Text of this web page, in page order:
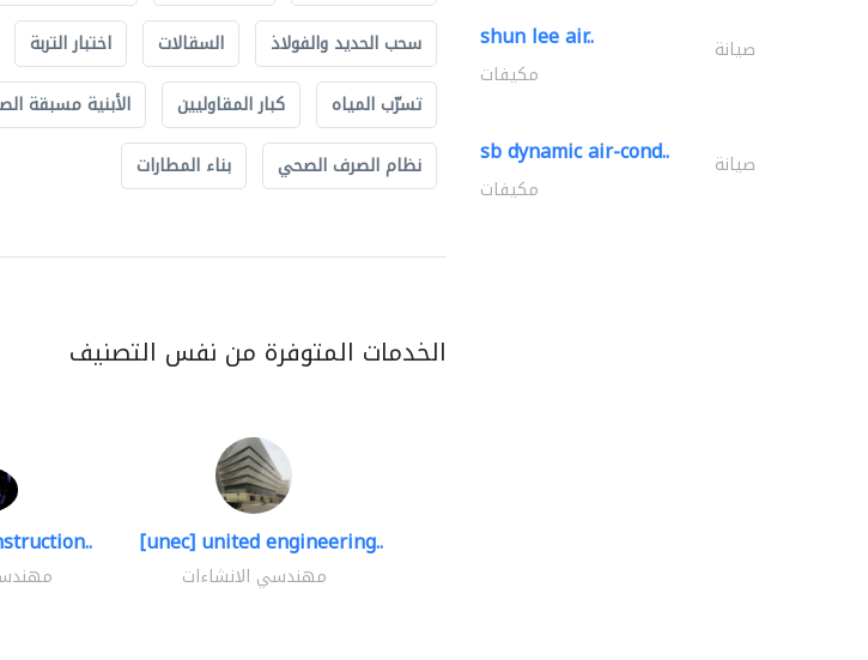
سحب الحديد والفولاذ
السقالات اختبار التربة
تسرّب المياه
كبار المقاوليين الأبنية مسبقة
نظام الصرف الصحي
بناء المطارات
الخدمات المتوفرة من نفس التصنيف
[unec] united engineering..
مهندسي الانشاءات
shun lee air.. صيانة
مكيفات
sb dynamic air-cond.. صيانة
مكيفات